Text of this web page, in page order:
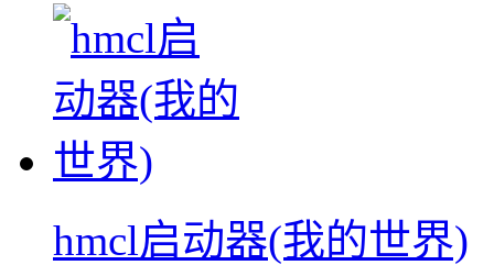
hmcl启动器(我的世界)